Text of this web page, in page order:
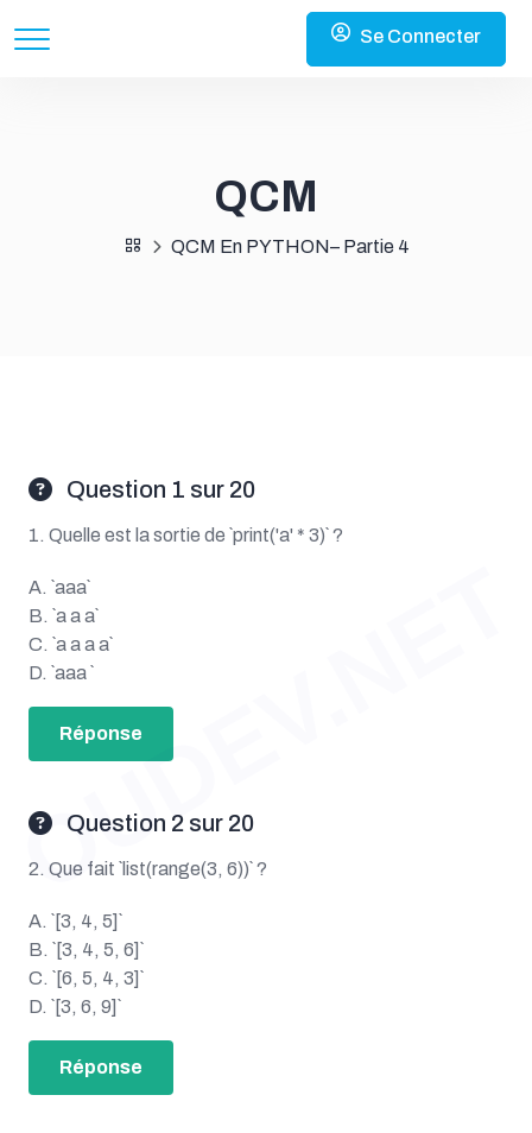
Se Connecter
QCM
QCM En PYTHON– Partie 4
Question 1 sur 20
1. Quelle est la sortie de `print('a' * 3)` ?
A. `aaa`
B. `a a a`
C. `a a a a`
D. `aaa `
Réponse
Question 2 sur 20
2. Que fait `list(range(3, 6))` ?
A. `[3, 4, 5]`
B. `[3, 4, 5, 6]`
C. `[6, 5, 4, 3]`
D. `[3, 6, 9]`
Réponse
OUDEV.NET